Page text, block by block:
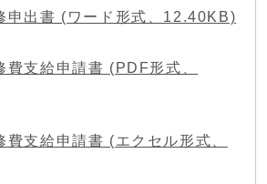
申出書 (ワード形式、12.40KB)
費支給申請書 (PDF形式、
費支給申請書 (エクセル形式、